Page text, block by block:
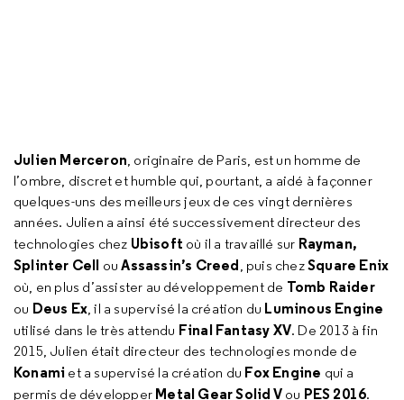
Julien Merceron, originaire de Paris, est un homme de
l’ombre, discret et humble qui, pourtant, a aidé à façonner
quelques-uns des meilleurs jeux de ces vingt dernières
années. Julien a ainsi été successivement directeur des
technologies chez Ubisoft où il a travaillé sur Rayman,
Splinter Cell ouAssassin’s Creed, puis chezSquare Enix
où, en plus d’assister au développement de Tomb Raider
ou Deus Ex, il a supervisé la création du Luminous Engine
utilisé dans le très attendu Final Fantasy XV. De 2013 à fin
2015, Julien était directeur des technologies monde de
Konami et a supervisé la création du Fox Engine qui a
permis de développer Metal Gear Solid Vou PES 2016.